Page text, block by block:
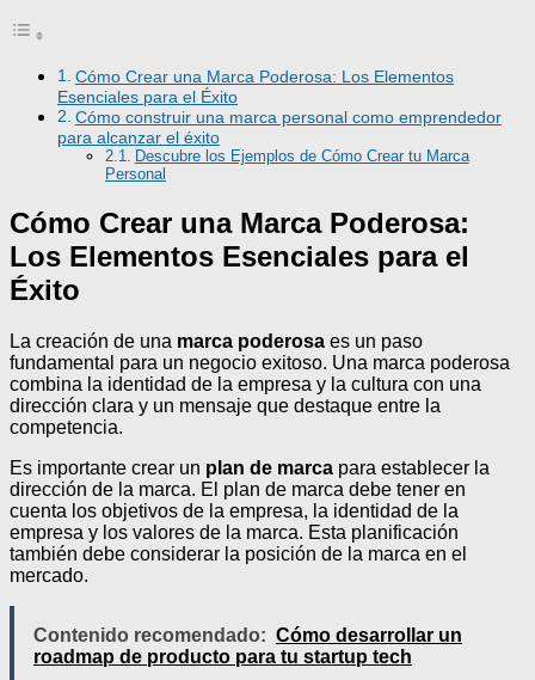
Cómo Crear una Marca Poderosa: Los Elementos
Esenciales para el Éxito
Cómo construir una marca personal como emprendedor
para alcanzar el éxito
Descubre los Ejemplos de Cómo Crear tu Marca
Personal
Cómo Crear una Marca Poderosa:
Los Elementos Esenciales para el
Éxito
La creación de una marca poderosa es un paso
fundamental para un negocio exitoso. Una marca poderosa
combina la identidad de la empresa y la cultura con una
dirección clara y un mensaje que destaque entre la
competencia.
Es importante crear un plan de marca para establecer la
dirección de la marca. El plan de marca debe tener en
cuenta los objetivos de la empresa, la identidad de la
empresa y los valores de la marca. Esta planificación
también debe considerar la posición de la marca en el
mercado.
Contenido recomendado: Cómo desarrollar un
roadmap de producto para tu startup tech